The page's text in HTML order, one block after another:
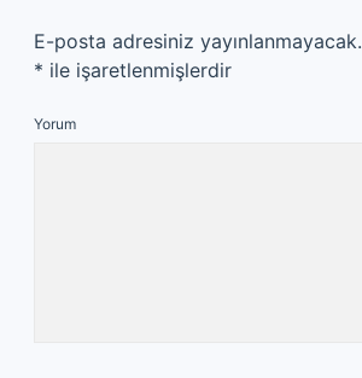
E-posta adresiniz yayınlanmayacak.
* ile işaretlenmişlerdir
Yorum